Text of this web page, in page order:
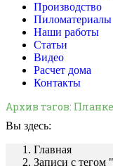
Производство
Пиломатериалы
Наши работы
Статьи
Видео
Расчет дома
Контакты
Архив тэгов:
Вы здесь:
Главная
Записи с тегом